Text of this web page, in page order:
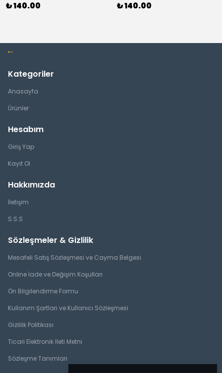
₺ 140.00 ₺ 140.00
Kategoriler
Anasayfa
Ürünler
Hesabım
Giriş Yap
Kayıt Ol
Hakkımızda
İletişim
S.S.S
Sözleşmeler & Gizlilik
Mesafeli Satış Sözleşmesi ve Cayma Belgesi
Online İade ve Değişim Koşulları
Ön Bilgilendirme Formu
Kullanım Şartları ve Kullanıcı Sözleşmesi
Gizlilik Politikası
Ticari Elektronik İleti Metni
Sözleşme Tanımları